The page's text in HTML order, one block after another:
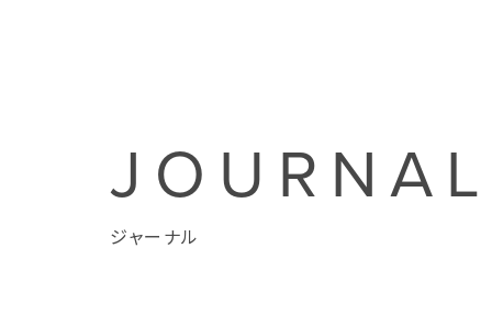
JOURNAL
ジャーナル